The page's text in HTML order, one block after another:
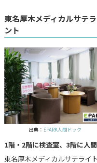
東名厚木メディカルサテ
ント
出典： EPARK人間ドック
1階・2階に検査室、3階に人
東名厚木メディカルサテライ